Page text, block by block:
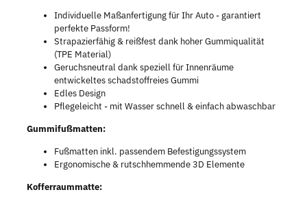
Individuelle Maßanfertigung für Ihr Auto - garantiert
perfekte Passform!
Strapazierfähig & reißfest dank hoher Gummiqualität
(TPE Material)
Geruchsneutral dank speziell für Innenräume
entwickeltes schadstoffreies Gummi
Edles Design
Pflegeleicht - mit Wasser schnell & einfach abwaschbar
Gummifußmatten:
Fußmatten inkl. passendem Befestigungssystem
Ergonomische & rutschhemmende 3D Elemente
Kofferraummatte: